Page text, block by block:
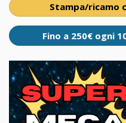
Stampa/ricamo
Fino a 250€ ogni